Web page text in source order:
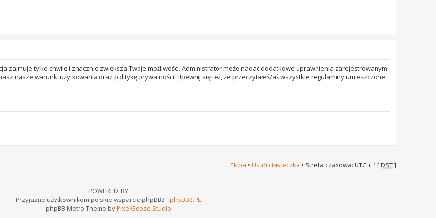
zajmuje tylko chwilę i znacznie zwiększa Twoje możliwości. Administrator może nadać dodatkowe uprawnienia zarejestrowanym
nasze warunki użytkowania oraz politykę prywatności. Upewnij się też, że przeczytałeś/aś wszystkie regulaminy umieszczone
Ekipa • Usuń ciasteczka • Strefa czasowa: UTC + 1 [DST]
POWERED_BY
Przyjazne użytkownikom polskie wsparcie phpBB3 -phpBB3.PL
phpBB Metro Theme byPixelGoose Studio